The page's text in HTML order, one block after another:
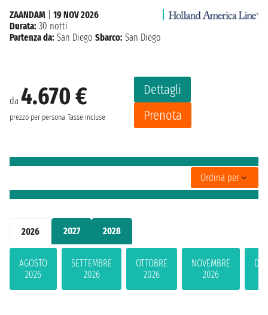
2026 2027 2028
AGOSTO
2026
SETTEMBRE
2026
OTTOBRE
2026
NOVEMBRE
2026
da 4.670 €
prezzo per persona Tasse incluse
Dettagli
Prenota
ZAANDAM
19 NOV 2026
Durata: 30 notti
Partenza da: San Diego Sbarco: San Diego
Ordina per